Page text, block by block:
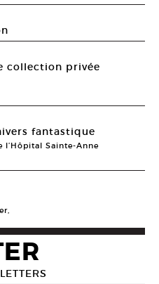
collection privée
fantastique
l’Hôpital Sainte-Anne